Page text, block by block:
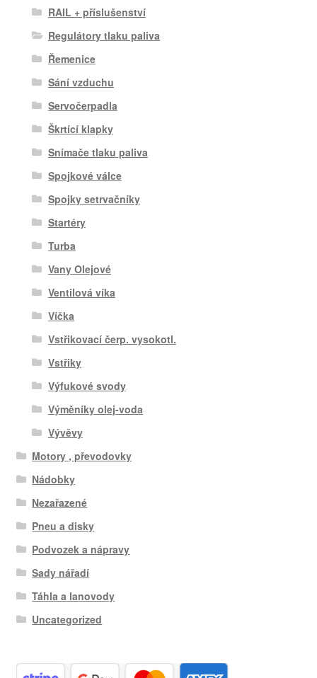
RAIL + příslušenství
Regulátory tlaku paliva
Řemenice
Sání vzduchu
Servočerpadla
Škrtící klapky
Snímače tlaku paliva
Spojkové válce
Spojky setrvačníky
Startéry
Turba
Vany Olejové
Ventilová víka
Víčka
Vstřikovací čerp. vysokotl.
Vstřiky
Výfukové svody
Výměníky olej-voda
Vývěvy
Motory , převodovky
Nádobky
Nezařazené
Pneu a disky
Podvozek a nápravy
Sady nářadí
Táhla a lanovody
Uncategorized